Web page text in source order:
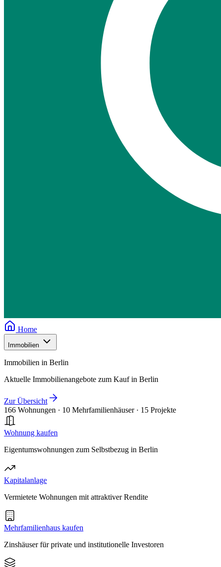
Home
Immobilien
Immobilien in Berlin
Aktuelle Immobilienangebote zum Kauf in Berlin
Zur Übersicht
166 Wohnungen · 10 Mehrfamilienhäuser · 15 Projekte
Wohnung kaufen
Eigentumswohnungen zum Selbstbezug in Berlin
Kapitalanlage
Vermietete Wohnungen mit attraktiver Rendite
Mehrfamilienhaus kaufen
Zinshäuser für private und institutionelle Investoren